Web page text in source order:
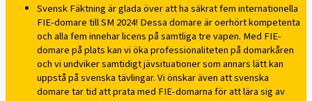
Svensk Fäktning är glada över att ha säkrat fem internationella
FIE-domare till SM 2024! Dessa domare är oerhört kompetenta
och alla fem innehar licens på samtliga tre vapen. Med FIE-
domare på plats kan vi öka professionaliteten på domarkåren
och vi undviker samtidigt jävsituationer som annars lätt kan
uppstå på svenska tävlingar. Vi önskar även att svenska
domare tar tid att prata med FIE-domarna för att lära sig av